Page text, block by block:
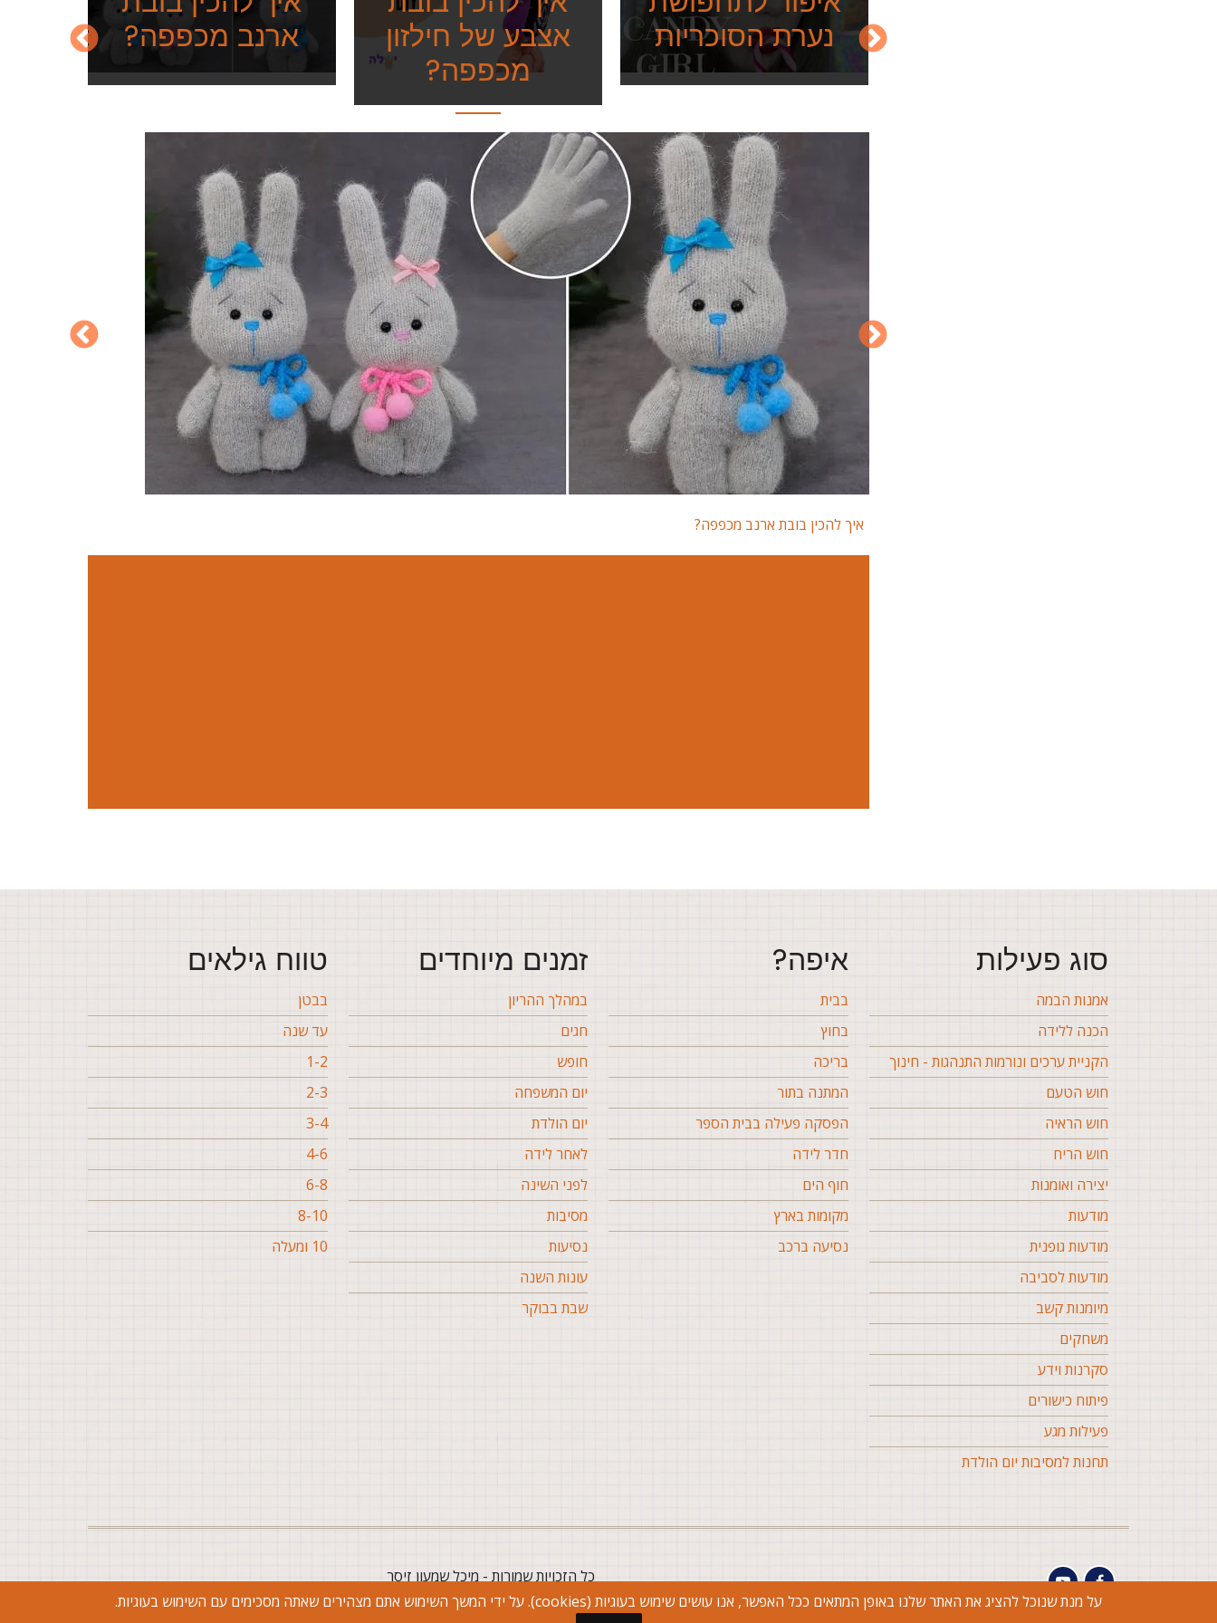
ארנב מכפפה?
אצבע של חילזון
מכפפה?
נערת הסוכריות
איך להכין בובת ארנב מכפפה?
טווח גילאים
בבטן
עד שנה
1-2
2-3
3-4
4-6
6-8
8-10
10 ומעלה
זמנים מיוחדים
במהלך ההריון
חגים
חופש
יום המשפחה
יום הולדת
לאחר לידה
לפני השינה
מסיבות
נסיעות
עונות השנה
שבת בבוקר
איפה?
בבית
בחוץ
בריכה
המתנה בתור
הפסקה פעילה בבית הספר
חדר לידה
חוף הים
מקומות בארץ
נסיעה ברכב
סוג פעילות
אמנות הבמה
הכנה ללידה
הקניית ערכים ונורמות התנהגות - חינוך
חוש הטעם
חוש הראיה
חוש הריח
יצירה ואומנות
מודעות
מודעות גופנית
מודעות לסביבה
מיומנות קשב
משחקים
סקרנות וידע
פיתוח כישורים
פעילות מגע
תחנות למסיבות יום הולדת
כל הזכויות שמורות - מיכל שמעון זיסר
על מנת שנוכל להציג את האתר שלנו באופן המתאים ככל האפשר, אנו עושים שימוש בעוגיות (cookies). על ידי המשך השימוש אתם מצהירים שאתה מסכימים עם השימוש בעוגיות.